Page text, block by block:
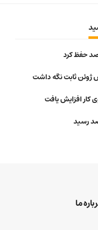
ژوئن ثابت نگه داشت
کار افزایش یافت
ما